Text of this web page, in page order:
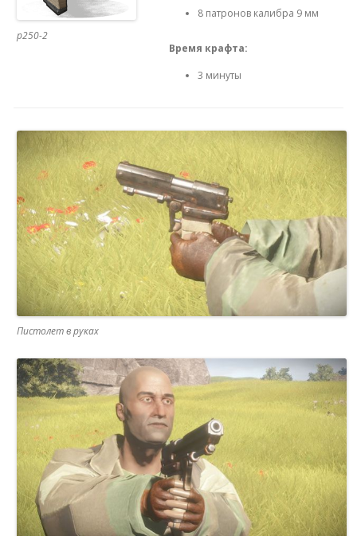
p250-2
8 патронов калибра 9 мм
Время крафта:
3 минуты
Пистолет в руках